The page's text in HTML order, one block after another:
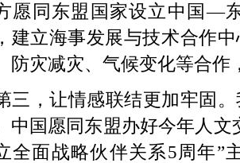
愿同东盟国家设立中国—
建立海事发展与技术合作
防灾减灾、气候变化等合
三，让情感联结更加牢固
中国愿同东盟办好今年人
全面战略伙伴关系5周年